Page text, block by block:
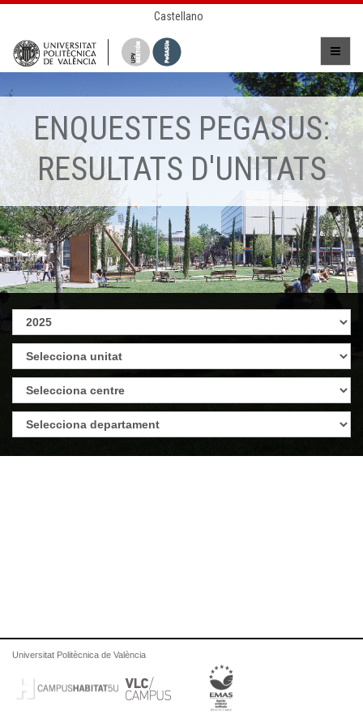
Castellano
ENQUESTES PEGASUS:
RESULTATS D'UNITATS
Universitat Politècnica de València